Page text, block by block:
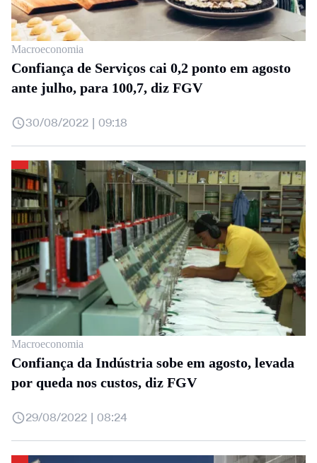
Macroeconomia
Confiança de Serviços cai 0,2 ponto em agosto
ante julho, para 100,7, diz FGV
30/08/2022 | 09:18
Macroeconomia
Confiança da Indústria sobe em agosto, levada
por queda nos custos, diz FGV
29/08/2022 | 08:24